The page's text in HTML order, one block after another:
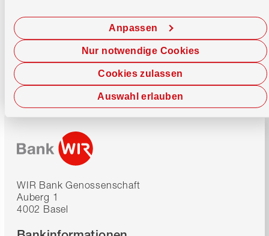
Cookies zulassen
Anpassen
Auswahl erlauben
Nur notwendige Cookies
Jetzt chatten
WIR Bank Genossenschaft
Auberg 1
4002 Basel